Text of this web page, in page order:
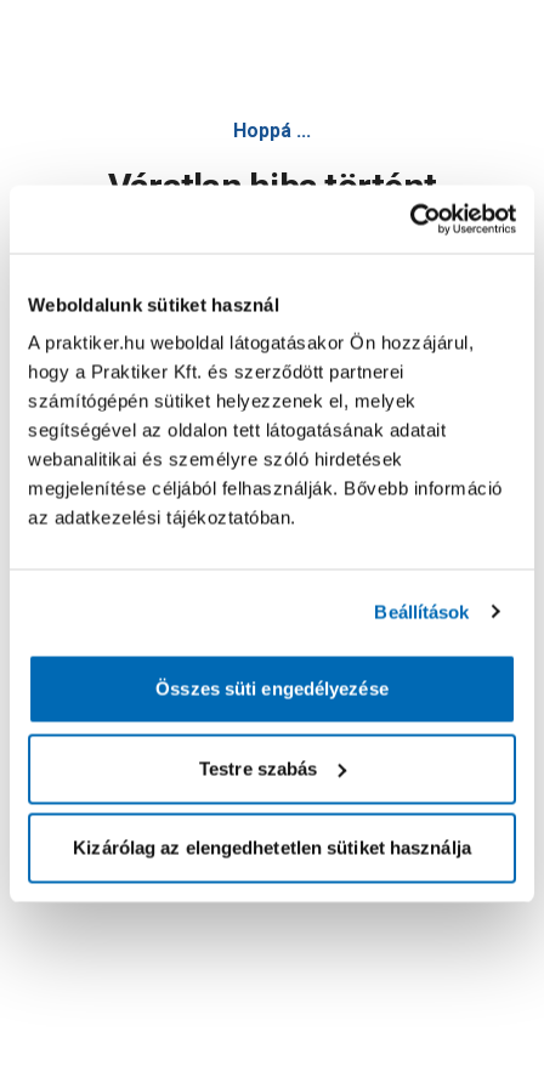
Weboldalunk sütiket használ
A praktiker.hu weboldal látogatásakor Ön hozzájárul,
hogy a Praktiker Kft. és szerződött partnerei
számítógépén sütiket helyezzenek el, melyek
segítségével az oldalon tett látogatásának adatait
webanalitikai és személyre szóló hirdetések
megjelenítése céljából felhasználják. Bővebb információ
az adatkezelési tájékoztatóban.
Beállítások
Összes süti engedélyezése
Testre szabás
Kizárólag az elengedhetetlen sütiket használja
Hoppá ...
Váratlan hiba történt
Oldal újratöltése